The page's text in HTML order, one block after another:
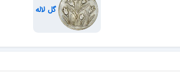
گل لاله